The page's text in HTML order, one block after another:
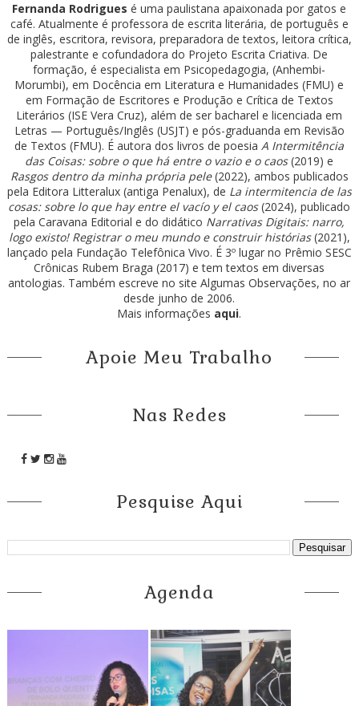
Fernanda Rodrigues é uma paulistana apaixonada por gatos e
café. Atualmente é professora de escrita literária, de português e
de inglês, escritora, revisora, preparadora de textos, leitora crítica,
palestrante e cofundadora do Projeto Escrita Criativa. De
formação, é especialista em Psicopedagogia, (Anhembi-
Morumbi), em Docência em Literatura e Humanidades (FMU) e
em Formação de Escritores e Produção e Crítica de Textos
Literários (ISE Vera Cruz), além de ser bacharel e licenciada em
Letras — Português/Inglês (USJT) e pós-graduanda em Revisão
de Textos (FMU). É autora dos livros de poesiaA Intermitência
das Coisas: sobre o que há entre o vazio e o caos(2019) e
Rasgos dentro da minha própria pele(2022), ambos publicados
pela Editora Litteralux (antiga Penalux), de La intermitencia de las
cosas: sobre lo que hay entre el vacío y el caos(2024), publicado
pela Caravana Editorial e do didático Narrativas Digitais: narro,
logo existo! Registrar o meu mundo e construir histórias(2021),
lançado pela Fundação Telefônica Vivo. É 3º lugar no Prêmio SESC
Crônicas Rubem Braga (2017) e tem textos em diversas
antologias. Também escreve no site Algumas Observações, no ar
desde junho de 2006.
Mais informações aqui.
Apoie Meu Trabalho
Nas Redes
Pesquise Aqui
Agenda